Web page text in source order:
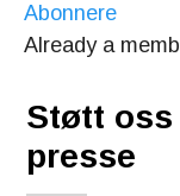
Abonnere
Already a
Støtt
presse